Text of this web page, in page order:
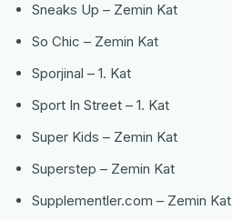
Sneaks Up – Zemin Kat
So Chic – Zemin Kat
Sporjinal – 1. Kat
Sport In Street – 1. Kat
Super Kids – Zemin Kat
Superstep – Zemin Kat
Supplementler.com – Zemin Kat